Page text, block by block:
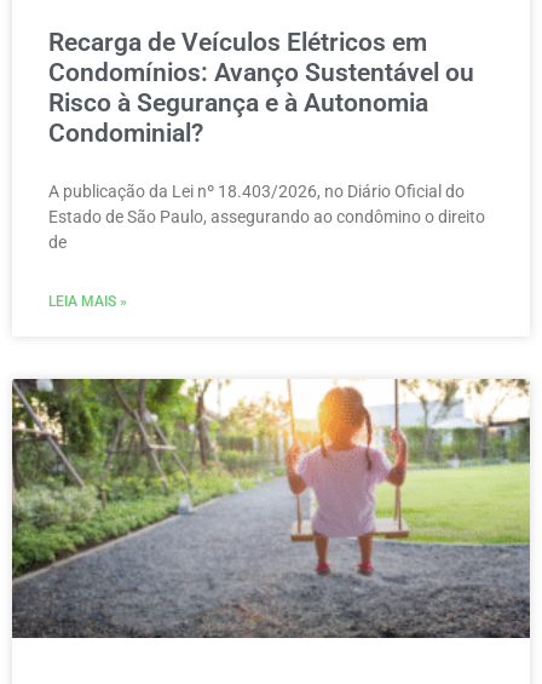
Recarga de Veículos Elétricos em
Condomínios: Avanço Sustentável ou
Risco à Segurança e à Autonomia
Condominial?
A publicação da Lei nº 18.403/2026, no Diário Oficial do
Estado de São Paulo, assegurando ao condômino o direito
de
LEIA MAIS »